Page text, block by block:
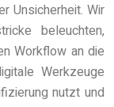
Unsicherheit. Wir
beleuchten,
Workflow an die
Werkzeuge
nutzt und